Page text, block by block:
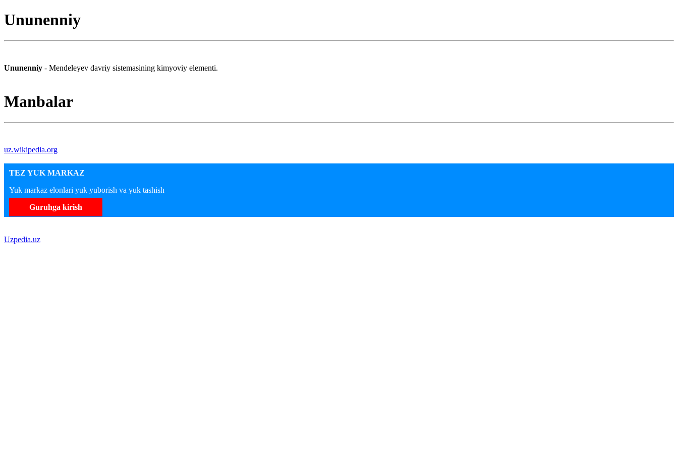
Ununenniy
Ununenniy - Mendeleyev davriy sistemasining kimyoviy elementi.
Manbalar
uz.wikipedia.org
TEZ YUK MARKAZ
Yuk markaz elonlari yuk yuborish va yuk tashish
Guruhga kirish
Uzpedia.uz